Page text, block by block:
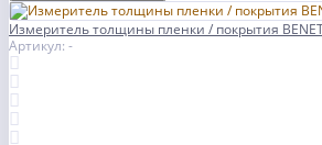
Измеритель толщины пленки / покрытия
Артикул: -